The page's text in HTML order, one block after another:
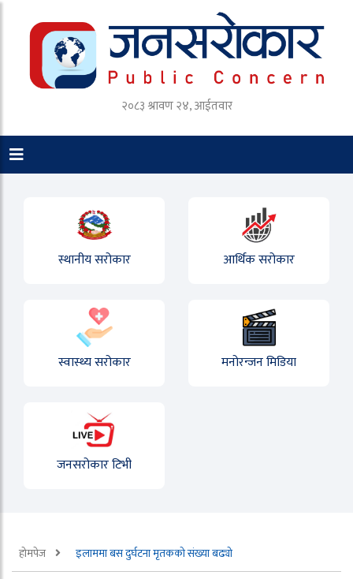
२०८३ श्रावण २४, आईतवार
स्थानीय सरोकार आर्थिक सरोकार
स्वास्थ्य सरोकार मनोरन्जन मिडिया
जनसरोकार टिभी
होमपेज इलाममा बस दुर्घटना मृतकको संख्या बढ्यो